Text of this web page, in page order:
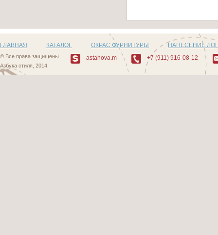
ГЛАВНАЯ КАТАЛОГ ОКРАС ФУРНИТУРЫ НАНЕСЕНИЕ
© Все права защищены
Азбука стиля, 2014
astahova.m +7 (911) 916-08-12